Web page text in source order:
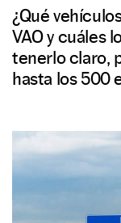
¿Qué
VAO y cuáles
tenerlo claro,
hasta los 500